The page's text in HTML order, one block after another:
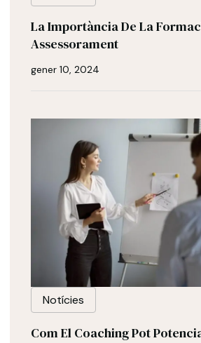
La Importància De La
Assessorament
gener 10, 2024
Notícies
Com El Coaching Pot